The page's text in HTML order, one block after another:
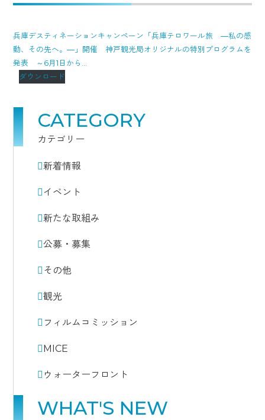
兵庫デスティネーションキャンペーン「兵庫テロワール旅 ―私の感
動、その先へ。―」開催 神戸観光局オリジナルの特別プログラムを
発表 ～6月1日から…
ダウンロード
CATEGORY
カテゴリー
新着情報
イベント
新たな取組み
公募・募集
その他
観光
フィルムコミッション
MICE
ウォーターフロント
WHAT'S NEW